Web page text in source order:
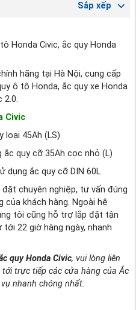
Sắp xếp
Honda Civic, ắc quy Honda
hãng tại Hà Nội, cung cấp
ô tô Honda, ắc quy xe Honda
2.0.
Civic
loại 45Ah (LS)
ắc quy cỡ 35Ah cọc nhỏ (L)
dụng ắc quy cỡ DIN 60L
chuyên nghiệp, tư vấn đúng
của khách hàng. Ngoài hệ
tôi cũng hỗ trợ lắp đặt tận
22 giờ hàng ngày, nhanh
quy Honda Civic, vui lòng liên
tới trực tiếp các cửa hàng của Ắc
nhanh chóng nhất.